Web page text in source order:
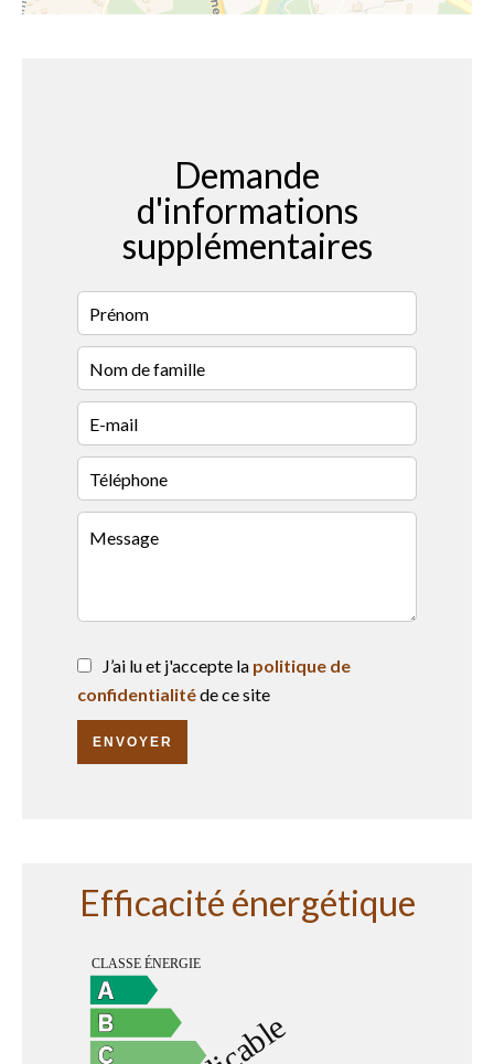
Demande
d'informations
supplémentaires
J’ai lu et j'accepte la politique de
confidentialitéde ce site
ENVOYER
Efficacité énergétique